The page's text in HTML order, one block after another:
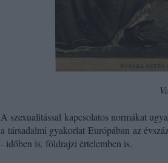
A szexualitással kapcsolatos normákat
a társadalmi gyakorlat Európában az
- időben is, földrajzi értelemben is.